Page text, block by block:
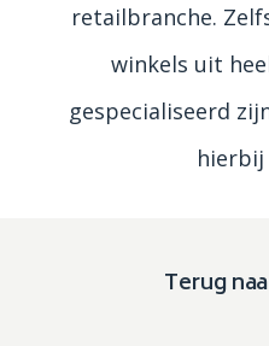
retailbranche.
winkels uit
gespecialiseerd
hierbij
Terug